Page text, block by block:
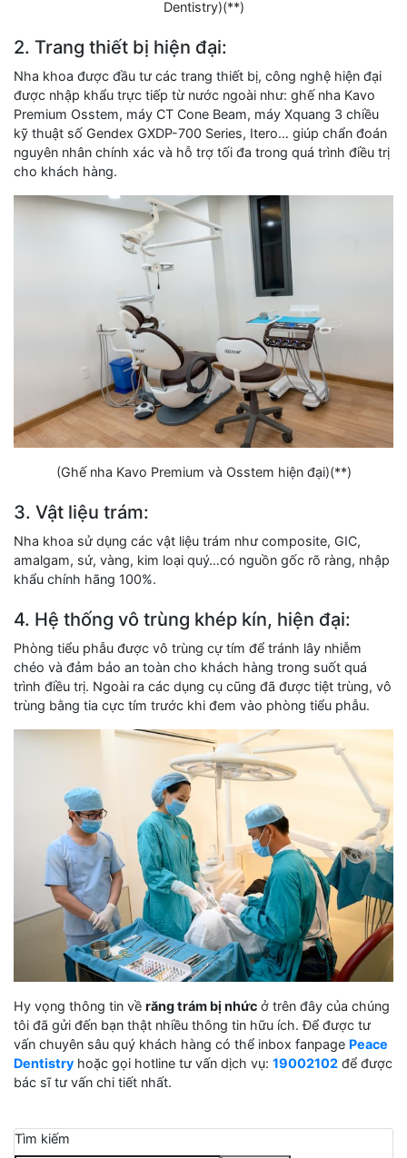
Dentistry)(**)
2. Trang thiết bị hiện đại:
Nha khoa được đầu tư các trang thiết bị, công nghệ hiện đại
được nhập khẩu trực tiếp từ nước ngoài như: ghế nha Kavo
Premium Osstem, máy CT Cone Beam, máy Xquang 3 chiều
kỹ thuật số Gendex GXDP-700 Series, Itero… giúp chẩn đoán
nguyên nhân chính xác và hỗ trợ tối đa trong quá trình điều trị
cho khách hàng.
(Ghế nha Kavo Premium và Osstem hiện đại)(**)
3. Vật liệu trám:
Nha khoa sử dụng các vật liệu trám như composite, GIC,
amalgam, sứ, vàng, kim loại quý…có nguồn gốc rõ ràng, nhập
khẩu chính hãng 100%.
4. Hệ thống vô trùng khép kín, hiện đại:
Phòng tiểu phẫu được vô trùng cự tím để tránh lây nhiễm
chéo và đảm bảo an toàn cho khách hàng trong suốt quá
trình điều trị. Ngoài ra các dụng cụ cũng đã được tiệt trùng, vô
trùng bằng tia cực tím trước khi đem vào phòng tiểu phẫu.
Hy vọng thông tin về răng trám bị nhức ở trên đây của chúng
tôi đã gửi đến bạn thật nhiều thông tin hữu ích. Để được tư
vấn chuyên sâu quý khách hàng có thể inbox fanpage Peace
Dentistry hoặc gọi hotline tư vấn dịch vụ: 19002102 để được
bác sĩ tư vấn chi tiết nhất.
Tìm kiếm